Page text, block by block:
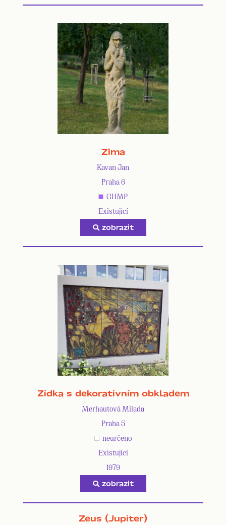
Zima
Kavan Jan
Praha 6
GHMP
Existující
zobrazit
Zídka s dekorativním obkladem
Merhautová Milada
Praha 5
neurčeno
Existující
1979
zobrazit
Zeus (Jupiter)